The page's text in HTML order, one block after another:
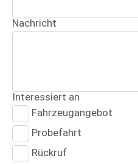
Nachricht
Interessiert an
Fahrzeugangebot
Probefahrt
Rückruf